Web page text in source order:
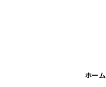
ホーム